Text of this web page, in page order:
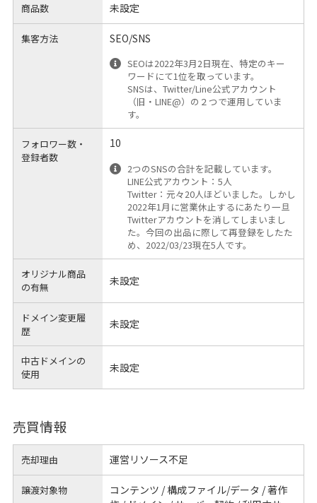
商品数 未設定
集客方法 SEO/SNS
SEOは2022年3月2日現在、特定のキー
ワードにて1位を取っています。
SNSは、Twitter/Line公式アカウント
（旧・LINE@）の２つで運用していま
す。
フォロワー数・
登録者数
10
2つのSNSの合計を記載しています。
LINE公式アカウント：5人
Twitter：元々20人ほどいました。しかし
2022年1月に営業休止するにあたり一旦
Twitterアカウントを消してしまいまし
た。今回の出品に際して再登録をしたた
め、2022/03/23現在5人です。
オリジナル商品
の有無
未設定
ドメイン変更履
歴
未設定
中古ドメインの
使用
未設定
売買情報
売却理由 運営リソース不足
譲渡対象物
コンテンツ / 構成ファイル/データ / 著作